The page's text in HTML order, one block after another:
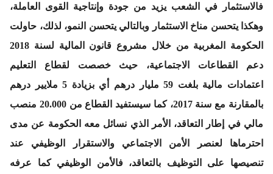
فالاستثمار في الشعب يزيد من جودة وإنتاجية القوى العاملة،
وهكذا يتحسن مناخ الاستثمار وبالتالي يتحسن النمو، لذلك، حاولت
الحكومة المغربية من خلال مشروع قانون المالية لسنة 2018
دعم القطاعات الاجتماعية، حيث خصصت لقطاع التعليم
اعتمادات مالية بلغت 59 مليار درهم أي بزيادة 5 ملايير درهم
بالمقارنة مع سنة 2017، كما سيستفيد القطاع من 20.000 منصب
مالي في إطار التعاقد، الأمر الذي نسائل معه الحكومة عن مدى
احترماها لعنصر الأمن الاجتماعي والاستقرار الوظيفي عند
تنصيصها على التوظيف بالتعاقد، فالأمن الوظيفي كما عرفه